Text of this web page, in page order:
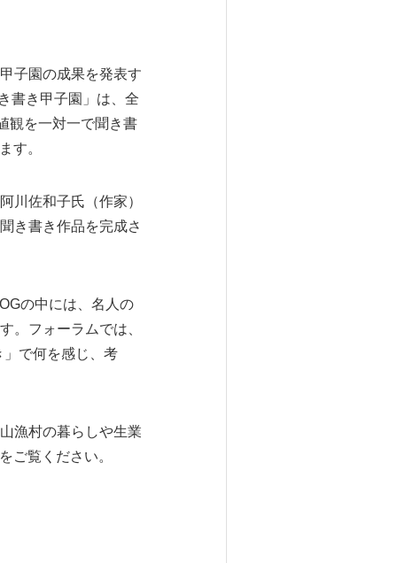
子園の成果を発表す
書き甲子園」は、全
観を一対一で聞き書
す。
川佐和子氏（作家）
き書き作品を完成さ
の中には、名人の
。フォーラムでは、
」で何を感じ、考
漁村の暮らしや生業
ご覧ください。